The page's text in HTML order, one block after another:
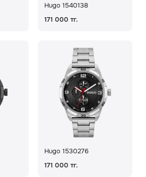
Hugo 1540138
171 000 тг.
Hugo 1530276
171 000 тг.
Доставка и оплата
Блог